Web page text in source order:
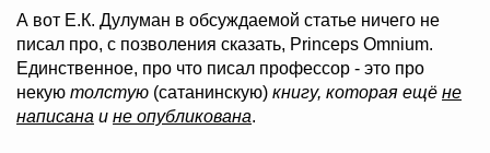
А вот Е.К. Дулуман в обсуждаемой статье ничего не
писал про, с позволения сказать, Princeps Omnium.
Единственное, про что писал профессор - это про
некую толстую (сатанинскую) книгу, которая ещё не
написана и не опубликована.